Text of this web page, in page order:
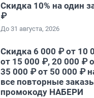
Скидка 10% на один
₽
До 31 августа, 2026
Скидка 6 000 ₽ от 10
от 15 000 ₽, 20 000 ₽
35 000 ₽ от 50 000 ₽
все повторные
промокоду НАБЕРИ